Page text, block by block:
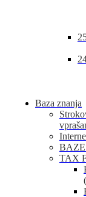
Baza znanja
BAZE
TAX